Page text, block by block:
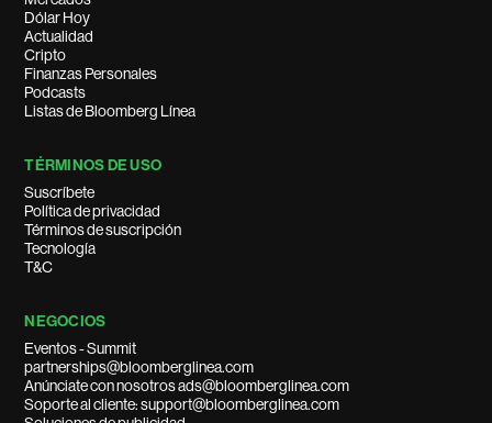
Dólar Hoy
Actualidad
Cripto
Finanzas Personales
Podcasts
Listas de Bloomberg Línea
TÉRMINOS DE USO
Suscríbete
Política de privacidad
Términos de suscripción
Tecnología
T&C
NEGOCIOS
Eventos - Summit
partnerships@bloomberglinea.com
Anúnciate con nosotros ads@bloomberglinea.com
Soporte al cliente: support@bloomberglinea.com